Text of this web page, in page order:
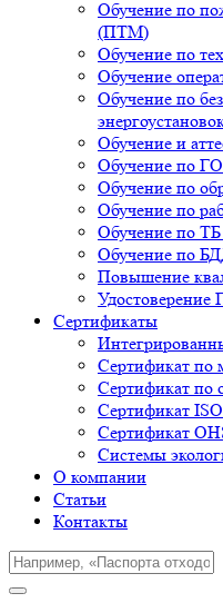
Обучение по
(ПТМ)
Обучение по
Обучение
Обучение по
Обучение и
Обучение по
Обучение по
Обучение по
Обучение по
Обучение по
Повышение
Удостоверение
Сертификаты
Cертификат по
Сертификат по
Сертификат
Сертификат
Системы
О компании
Cтатьи
Контакты